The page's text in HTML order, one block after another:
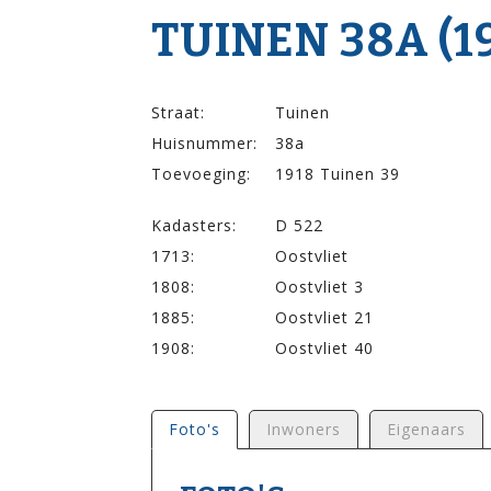
TUINEN 38A
Straat:
Tuinen
Huisnummer:
38a
Toevoeging:
1918 Tuinen 39
Kadasters:
D 522
1713:
Oostvliet
1808:
Oostvliet 3
1885:
Oostvliet 21
1908:
Oostvliet 40
Foto's Inwoners Eigenaars